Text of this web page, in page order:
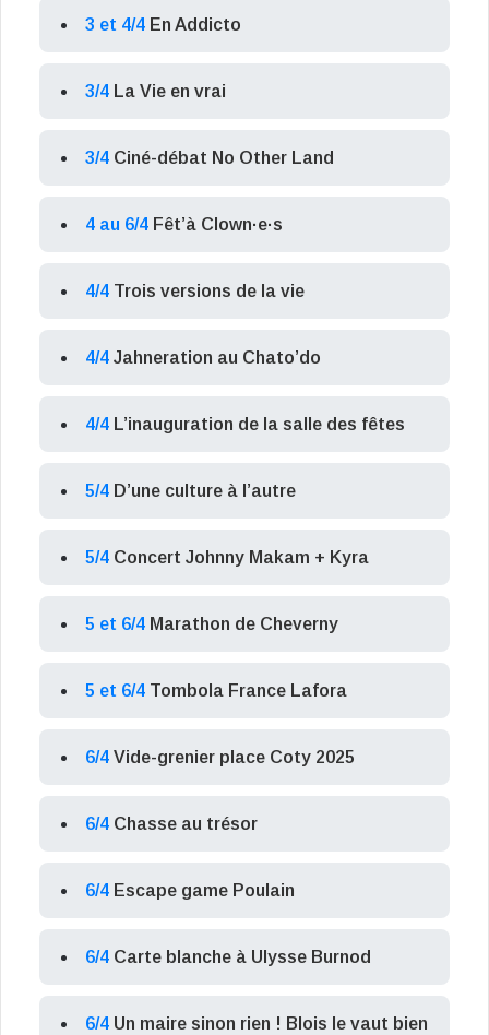
3 et 4/4 En Addicto
3/4 La Vie en vrai
3/4 Ciné-débat No Other Land
4 au 6/4 Fêt’à Clown·e·s
4/4 Trois versions de la vie
4/4 Jahneration au Chato’do
4/4 L’inauguration de la salle des fêtes
5/4 D’une culture à l’autre
5/4 Concert Johnny Makam + Kyra
5 et 6/4 Marathon de Cheverny
5 et 6/4 Tombola France Lafora
6/4 Vide-grenier place Coty 2025
6/4 Chasse au trésor
6/4 Escape game Poulain
6/4 Carte blanche à Ulysse Burnod
6/4 Un maire sinon rien ! Blois le vaut bien